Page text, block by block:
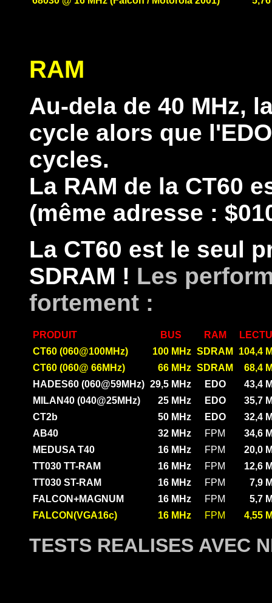
RAM
Au-dela de 40 MHz,
cycle alors que
cycles.
La RAM de la CT60
(même adresse :
La CT60 est le seul
SDRAM ! Les
fortement :
PRODUIT BUS RAM
CT60 (060@100MHz)
100 MHz SDRAM
104,4
CT60 (060@ 66MHz)
66 MHz SDRAM
68,4
HADES60 (060@59MHz) 29,5 MHz EDO
43,4
MILAN40 (040@25MHz)
25 MHz EDO
35,7
CT2b
50 MHz EDO
32,4
AB40
32 MHz FPM
34,6
MEDUSA T40
16 MHz FPM
20,0
TT030 TT-RAM
16 MHz FPM
12,6
TT030 ST-RAM
16 MHz FPM
7,9
FALCON+MAGNUM
16 MHz FPM
5,7
FALCON(VGA16c)
16 MHz FPM 4,55
TESTS REALISES AVEC